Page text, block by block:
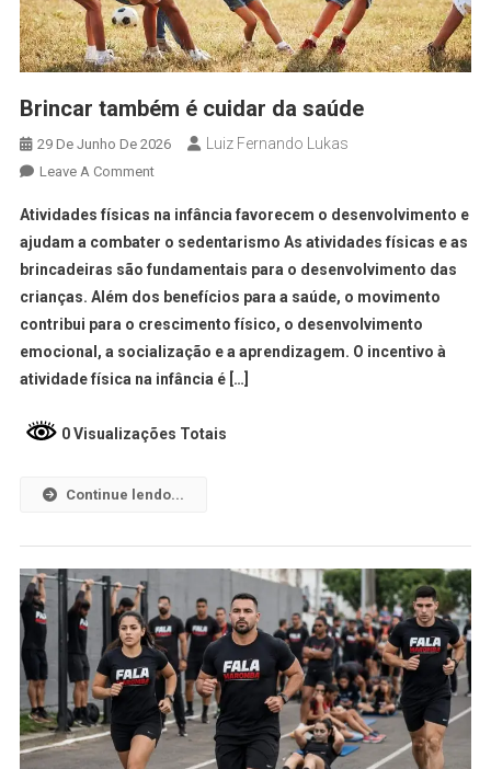
Brincar também é cuidar da saúde
29 De Junho De 2026 Luiz Fernando Lukas
Leave A Comment
Atividades físicas na infância favorecem o desenvolvimento e
ajudam a combater o sedentarismo As atividades físicas e as
brincadeiras são fundamentais para o desenvolvimento das
crianças. Além dos benefícios para a saúde, o movimento
contribui para o crescimento físico, o desenvolvimento
emocional, a socialização e a aprendizagem. O incentivo à
atividade física na infância é […]
0 Visualizações Totais
Continue lendo...